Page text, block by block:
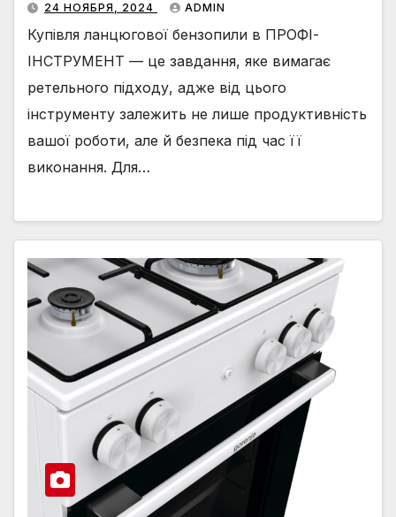
24 НОЯБРЯ, 2024 ADMIN
Купівля ланцюгової бензопили в ПРОФІ-
ІНСТРУМЕНТ — це завдання, яке вимагає
ретельного підходу, адже від цього
інструменту залежить не лише продуктивність
вашої роботи, але й безпека під час її
виконання. Для…